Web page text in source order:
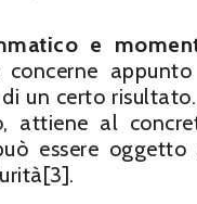
e
un certo
attiene al
essere oggetto